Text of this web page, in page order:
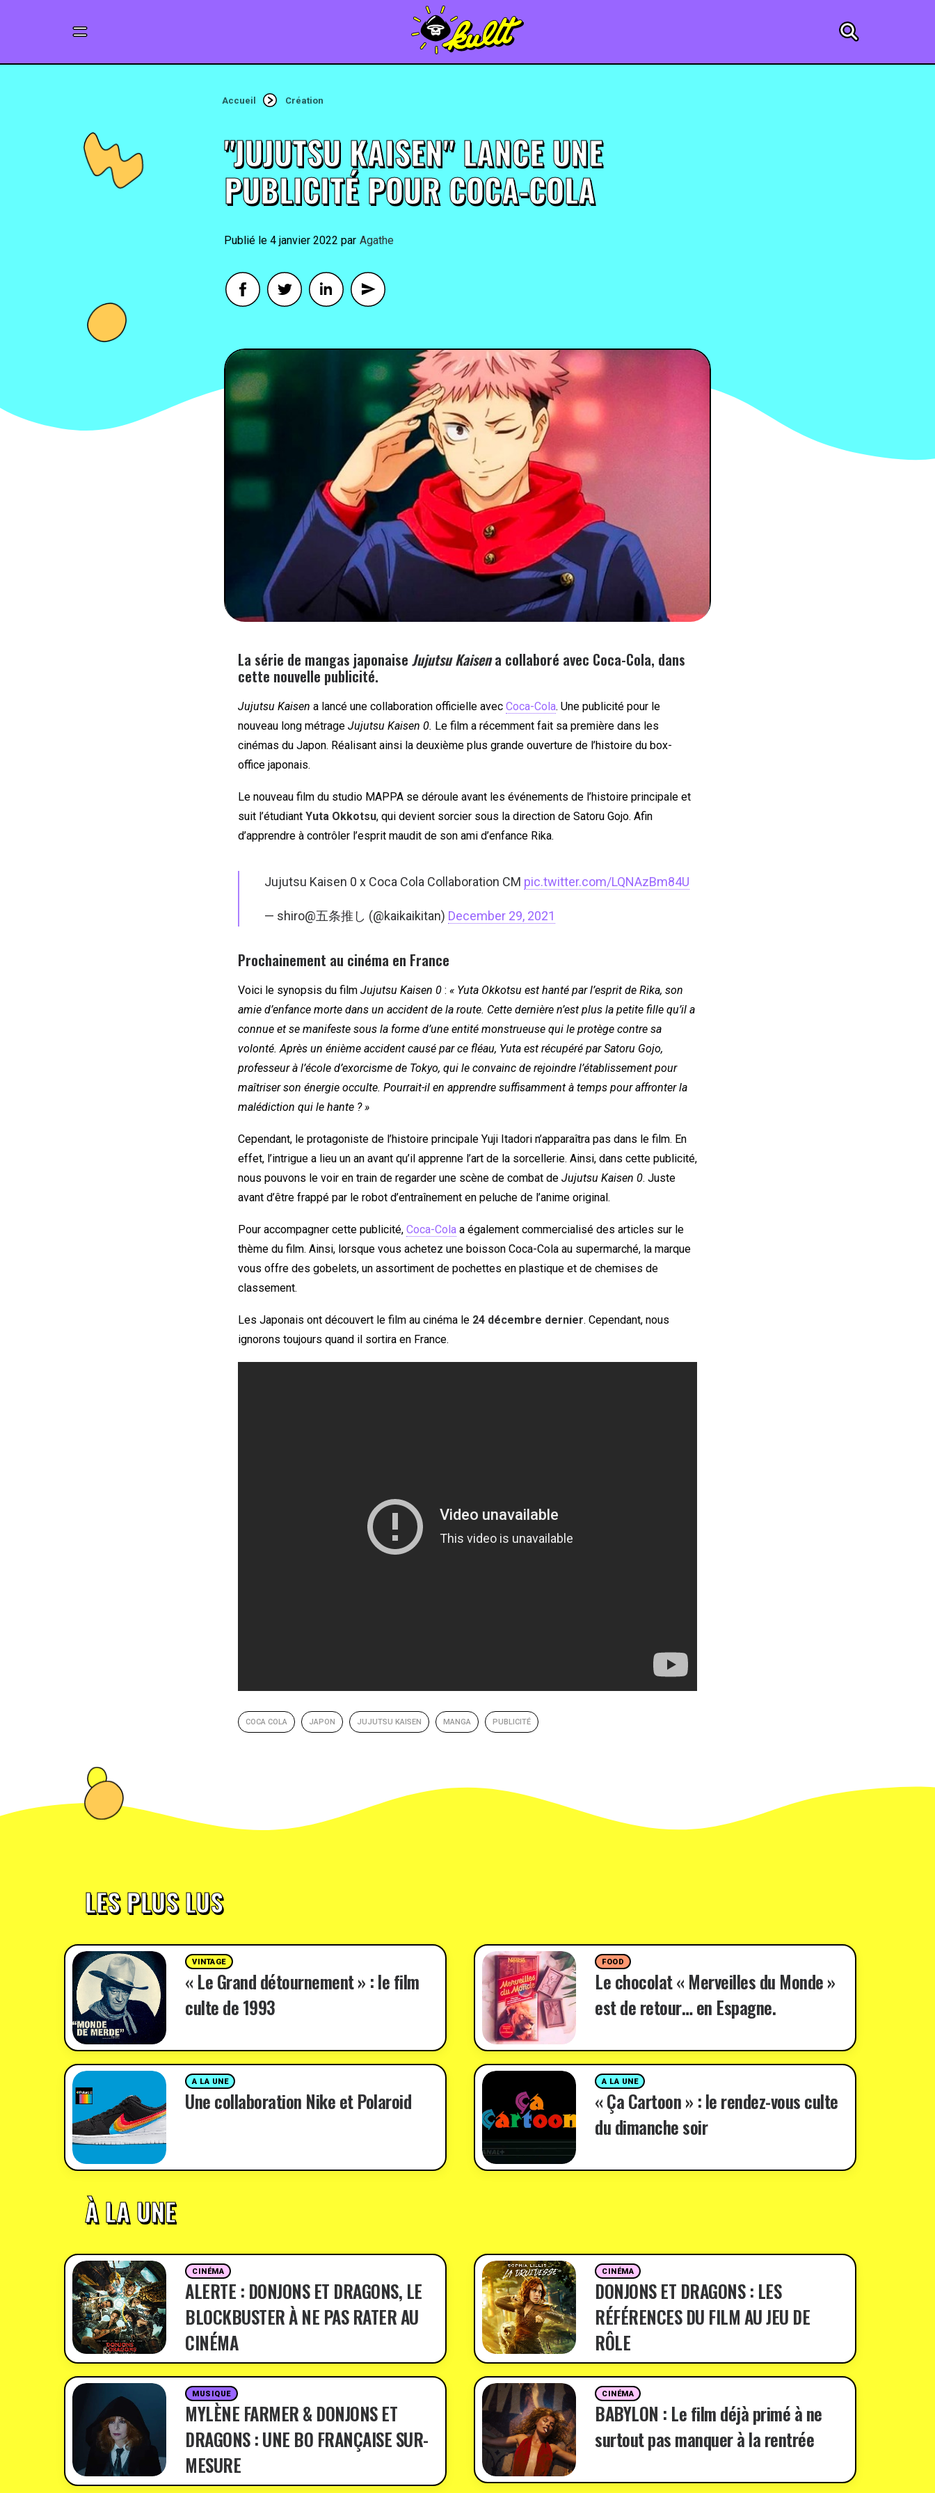
Accueil Création
"JUJUTSU KAISEN" LANCE UNE
PUBLICITÉ POUR COCA-COLA
4 janvier 2022 By Agathe
La série de mangas japonaise Jujutsu Kaisena collaboré avec Coca-Cola, dans
cette nouvelle publicité.
Jujutsu Kaisen a lancé une collaboration officielle avec Coca-Cola. Une publicité pour le
nouveau long métrage Jujutsu Kaisen 0. Le film a récemment fait sa première dans les
cinémas du Japon. Réalisant ainsi la deuxième plus grande ouverture de l’histoire du box-
office japonais.
Le nouveau film du studio MAPPA se déroule avant les événements de l’histoire principale et
suit l’étudiant Yuta Okkotsu, qui devient sorcier sous la direction de Satoru Gojo. Afin
d’apprendre à contrôler l’esprit maudit de son ami d’enfance Rika.
Jujutsu Kaisen 0 x Coca Cola Collaboration CM pic.twitter.com/LQNAzBm84U
— shiro@五条推し (@kaikaikitan) December 29, 2021
Prochainement au cinéma en France
Voici le synopsis du film Jujutsu Kaisen 0 : « Yuta Okkotsu est hanté par l’esprit de Rika, son
amie d’enfance morte dans un accident de la route. Cette dernière n’est plus la petite fille qu’il a
connue et se manifeste sous la forme d’une entité monstrueuse qui le protège contre sa
volonté. Après un énième accident causé par ce fléau, Yuta est récupéré par Satoru Gojo,
professeur à l’école d’exorcisme de Tokyo, qui le convainc de rejoindre l’établissement pour
maîtriser son énergie occulte. Pourrait-il en apprendre suffisamment à temps pour affronter la
malédiction qui le hante ? »
Cependant, le protagoniste de l’histoire principale Yuji Itadori n’apparaîtra pas dans le film. En
effet, l’intrigue a lieu un an avant qu’il apprenne l’art de la sorcellerie. Ainsi, dans cette publicité,
nous pouvons le voir en train de regarder une scène de combat de Jujutsu Kaisen 0. Juste
avant d’être frappé par le robot d’entraînement en peluche de l’anime original.
Pour accompagner cette publicité, Coca-Cola a également commercialisé des articles sur le
thème du film. Ainsi, lorsque vous achetez une boisson Coca-Cola au supermarché, la marque
vous offre des gobelets, un assortiment de pochettes en plastique et de chemises de
classement.
Les Japonais ont découvert le film au cinéma le 24 décembre dernier. Cependant, nous
ignorons toujours quand il sortira en France.
COCA COLA JAPON JUJUTSU KAISEN MANGA PUBLICITÉ
LES PLUS LUS
VINTAGE
« Le Grand détournement » : le film
culte de 1993
FOOD
Le chocolat « Merveilles du Monde »
est de retour… en Espagne.
A LA UNE
Une collaboration Nike et Polaroid
A LA UNE
« Ça Cartoon » : le rendez-vous culte
du dimanche soir
À LA UNE
CINÉMA
ALERTE : DONJONS ET DRAGONS, LE
BLOCKBUSTER À NE PAS RATER AU
CINÉMA
CINÉMA
DONJONS ET DRAGONS : LES
RÉFÉRENCES DU FILM AU JEU DE
RÔLE
MUSIQUE
MYLÈNE FARMER & DONJONS ET
DRAGONS : UNE BO FRANÇAISE SUR-
MESURE
CINÉMA
BABYLON : Le film déjà primé à ne
surtout pas manquer à la rentrée